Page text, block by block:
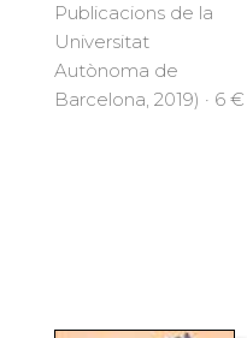
Publicacions de la
Universitat
Autònoma de
Barcelona, 2019) · 6 €